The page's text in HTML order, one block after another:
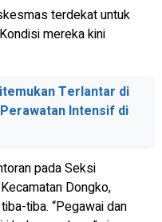
terdekat untuk
mereka kini
Terlantar di
Intensif di
pada Seksi
Dongko,
tiba. “Pegawai dan